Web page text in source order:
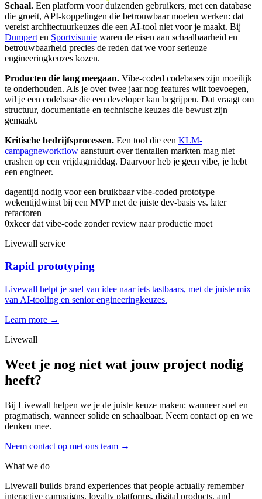
Schaal. Een platform voor duizenden gebruikers, met een database
die groeit, API-koppelingen die betrouwbaar moeten werken: dat
vereist architectuurkeuzes die een AI-tool niet voor je maakt. Bij
Dumperten Sportvisunie waren de eisen aan schaalbaarheid en
betrouwbaarheid precies de reden dat we voor serieuze
engineeringkeuzes kozen.
Producten die lang meegaan. Vibe-coded codebases zijn moeilijk
te onderhouden. Als je over twee jaar nog features wilt toevoegen,
wil je een codebase die een developer kan begrijpen. Dat vraagt om
structuur, documentatie en technische keuzes die bewust zijn
gemaakt.
Kritische bedrijfsprocessen. Een tool die een KLM-
campagneworkflow aanstuurt over tientallen markten mag niet
crashen op een vrijdagmiddag. Daarvoor heb je geen vibe, je hebt
een engineer.
dagentijd nodig voor een bruikbaar vibe-coded prototype
wekentijdwinst bij een MVP met de juiste dev-basis vs. later
refactoren
0xkeer dat vibe-code zonder review naar productie moet
Livewall service
Rapid prototyping
Livewall helpt je snel van idee naar iets tastbaars, met de juiste mix
van AI-tooling en senior engineeringkeuzes.
Learn more →
Livewall
Weet je nog niet wat jouw project nodig
heeft?
Bij Livewall helpen we je de juiste keuze maken: wanneer snel en
pragmatisch, wanneer solide en schaalbaar. Neem contact op en we
denken mee.
Neem contact op met ons team →
What we do
Livewall builds brand experiences that people actually remember —
interactive campaigns, loyalty platforms, digital products, and